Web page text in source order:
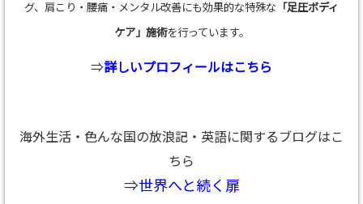
グ、肩こり・腰痛・メンタル改善にも効果的な特殊な 「足圧ボディ
ケア」施術を行っています。
⇒詳しいプロフィールはこちら
海外生活・色んな国の放浪記・英語に関するブログはこ
ちら
⇒世界へと続く扉